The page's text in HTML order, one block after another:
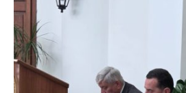
İletişim